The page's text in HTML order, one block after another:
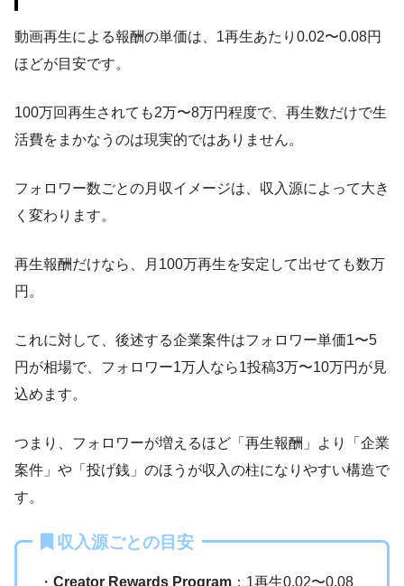
動画再生による報酬の単価は、1再生あたり0.02〜0.08円
ほどが目安です。
100万回再生されても2万〜8万円程度で、再生数だけで生
活費をまかなうのは現実的ではありません。
フォロワー数ごとの月収イメージは、収入源によって大き
く変わります。
再生報酬だけなら、月100万再生を安定して出せても数万
円。
これに対して、後述する企業案件はフォロワー単価1〜5
円が相場で、フォロワー1万人なら1投稿3万〜10万円が見
込めます。
つまり、フォロワーが増えるほど「再生報酬」より「企業
案件」や「投げ銭」のほうが収入の柱になりやすい構造で
す。
収入源ごとの目安
・ Creator Rewards Program ：1再生0.02〜0.08